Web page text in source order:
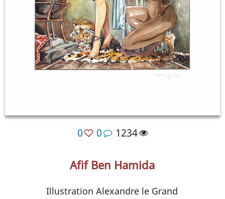
0 0 1234
Afif Ben Hamida
Illustration Alexandre le Grand